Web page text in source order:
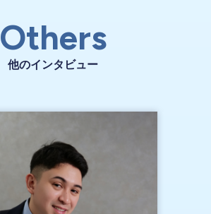
Others
他のインタビュー